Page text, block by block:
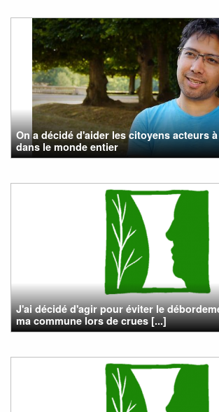
On a décidé d'aider les citoyens acteurs
dans le monde entier
J'ai décidé d'agir pour éviter le
ma commune lors de crues [...]